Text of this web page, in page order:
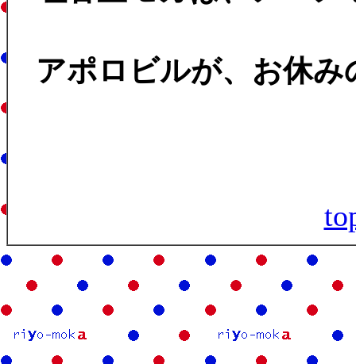
アポロビルが、お休